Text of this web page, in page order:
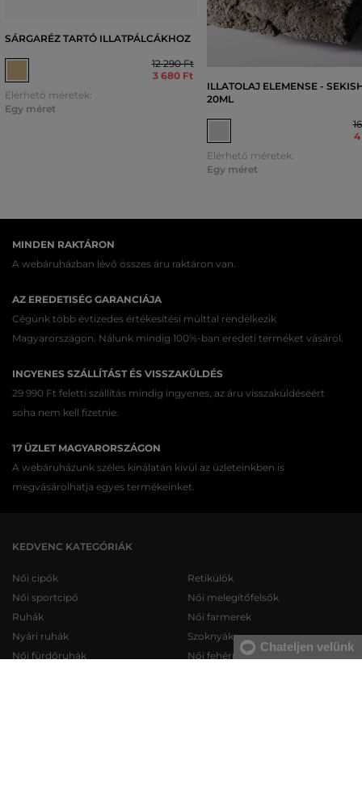
SÁRGARÉZ TARTÓ ILLATPÁLCÁKHOZ
12 290 Ft
3 680 Ft
Elérhető méretek:
Egy méret
ILLATOLAJ ELEMENSE -
20ML
4
Elérhető méretek:
Egy méret
MINDEN RAKTÁRON
A webáruházban lévő összes áru raktáron van.
AZ EREDETISÉG GARANCIÁJA
Cégünk több évtizedes értékesítési múlttal rendelkezik
Magyarországon. Nálunk mindig 100%-ban eredeti terméket vásárol.
INGYENES SZÁLLÍTÁST ÉS VISSZAKÜLDÉS
29 990 Ft feletti szállítás mindig ingyenes, az áru visszaküldéséért
soha nem kell fizetnie.
17 ÜZLET MAGYARORSZÁGON
A webáruházunk széles kínálatán kívül az üzleteinkben is
megvásárolhatja egyes termékeinket.
KEDVENC KATEGÓRIÁK
Női cipők
Női sportcipő
Ruhák
Nyári ruhák
Női fürdőruhák
Retikülök
Női melegítőfelsők
Női farmerek
Szoknyák
Női fehérneműk
Chateljen velünk